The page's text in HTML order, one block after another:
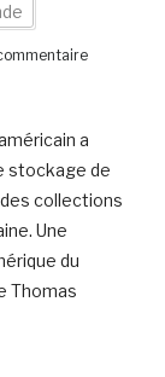
a
stockage de
collections
Une
du
Thomas